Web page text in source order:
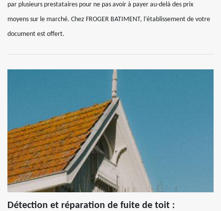
par plusieurs prestataires pour ne pas avoir à payer au-delà des prix
moyens sur le marché. Chez FROGER BATIMENT, l’établissement de votre
document est offert.
Détection et réparation de fuite de toit :